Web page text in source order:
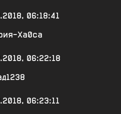
06:18:41
Ха0са
06:22:18
06:23:11